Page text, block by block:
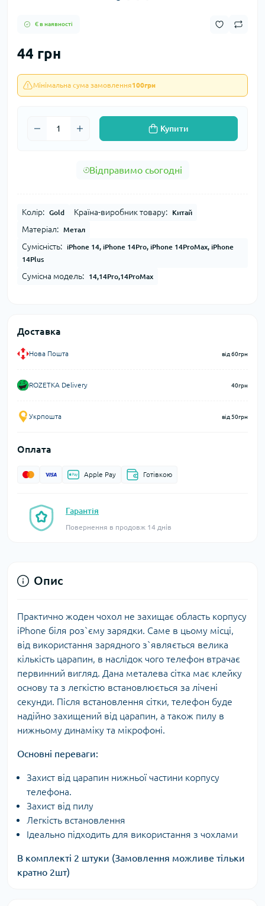
Є в наявності
44 грн
Мінімальна сума замовлення100грн
Купити
Відправимо сьогодні
Колір: Gold Країна-виробник товару: Китай
Матеріал: Метал
Сумісність:
iPhone 14, iPhone 14Pro, iPhone 14ProMax, iPhone
14Plus
Сумісна модель: 14,14Pro,14ProMax
Доставка
Нова Пошта від 60грн
ROZETKA Delivery 40грн
Укрпошта від 50грн
Оплата
Apple Pay Готівкою
Гарантія
Повернення в продовж 14 днів
Опис
Практично жоден чохол не захищає область корпусу
iPhone біля роз`єму зарядки. Саме в цьому місці,
від використання зарядного з`являється велика
кількість царапин, в наслідок чого телефон втрачає
первинний вигляд. Дана металева сітка має клейку
основу та з легкістю встановлюється за лічені
секунди. Після встановлення сітки, телефон буде
надійно захищений від царапин, а також пилу в
нижньому динаміку та мікрофоні.
Основні переваги:
Захист від царапин нижньої частини корпусу
телефона.
Захист від пилу
Легкість встановлення
Ідеально підходить для використання з чохлами
В комплекті 2 штуки (Замовлення можливе тільки
кратно 2шт)